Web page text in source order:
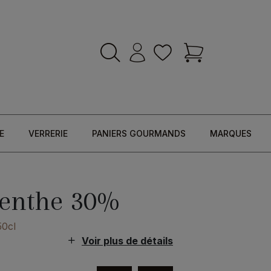
VERRERIE PANIERS GOURMANDS MARQUES
30%
Voir plus de détails